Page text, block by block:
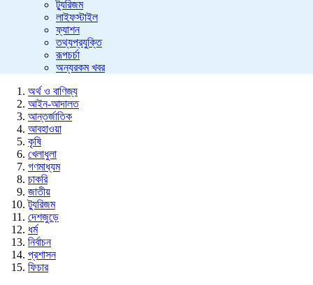
ট্যুরিজম
লাইফস্টাইল
ফ্যাশন
তথ্যপ্রযুক্তি
রূপচর্চা
অন্যরকম খবর
অর্থ ও বাণিজ্য
আইন-আদালত
আন্তর্জাতিক
আবহাওয়া
কৃষি
খেলাধুলা
গণমাধ্যম
চাকরি
জাতীয়
ট্যুরিজম
দেশজুড়ে
ধর্ম
নির্বাচন
প্রশাসন
ফিচার